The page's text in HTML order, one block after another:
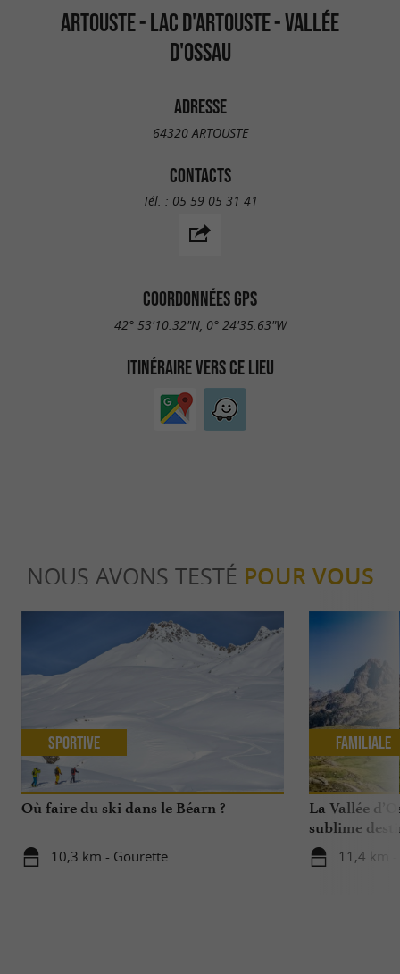
ARTOUSTE - LAC D'ARTOUSTE - VALLÉE
D'OSSAU
ADRESSE
64320 ARTOUSTE
CONTACTS
Tél. : 05 59 05 31 41
COORDONNÉES GPS
42° 53'10.32"N, 0° 24'35.63"W
ITINÉRAIRE VERS CE LIEU
NOUS AVONS TESTÉ POUR VOUS
Où faire du ski dans le Béarn ?
10,3 km - Gourette
Sportive
La Vallée
sublime
avec ses
11,4 km
Familiale